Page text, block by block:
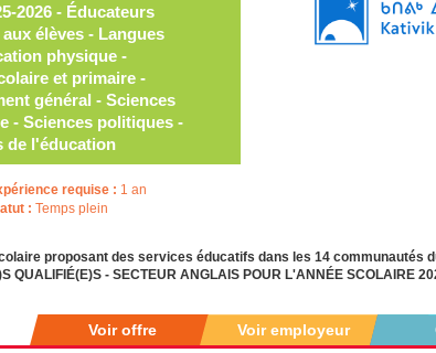
2026 - Éducateurs
élèves - Langues
physique -
et primaire -
général - Sciences
- Sciences politiques -
de l'éducation
requise : 1 an
: Temps plein
proposant des services éducatifs dans les 14 communautés
- SECTEUR ANGLAIS POUR L'ANNÉE SCOLAIRE
Voir offre Voir employeur